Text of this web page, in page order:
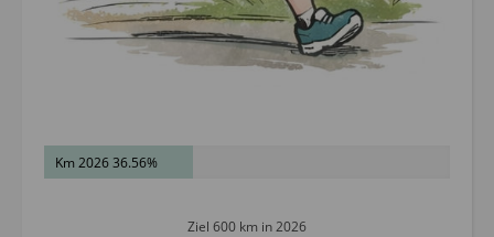
Km 2026 36.56%
Ziel 600 km in 2026